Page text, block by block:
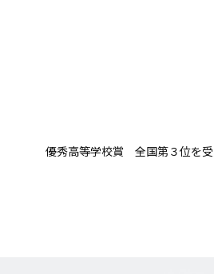
優秀高等学校賞 全国第３位を